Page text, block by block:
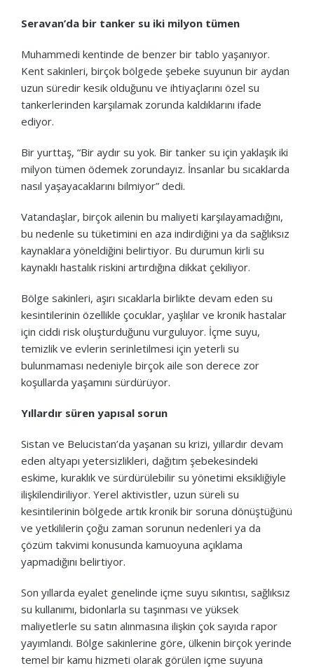
Seravan’da bir tanker su iki milyon tümen
Muhammedi kentinde de benzer bir tablo yaşanıyor.
Kent sakinleri, birçok bölgede şebeke suyunun bir aydan
uzun süredir kesik olduğunu ve ihtiyaçlarını özel su
tankerlerinden karşılamak zorunda kaldıklarını ifade
ediyor.
Bir yurttaş, “Bir aydır su yok. Bir tanker su için yaklaşık iki
milyon tümen ödemek zorundayız. İnsanlar bu sıcaklarda
nasıl yaşayacaklarını bilmiyor” dedi.
Vatandaşlar, birçok ailenin bu maliyeti karşılayamadığını,
bu nedenle su tüketimini en aza indirdiğini ya da sağlıksız
kaynaklara yöneldiğini belirtiyor. Bu durumun kirli su
kaynaklı hastalık riskini artırdığına dikkat çekiliyor.
Bölge sakinleri, aşırı sıcaklarla birlikte devam eden su
kesintilerinin özellikle çocuklar, yaşlılar ve kronik hastalar
için ciddi risk oluşturduğunu vurguluyor. İçme suyu,
temizlik ve evlerin serinletilmesi için yeterli su
bulunmaması nedeniyle birçok aile son derece zor
koşullarda yaşamını sürdürüyor.
Yıllardır süren yapısal sorun
Sistan ve Belucistan’da yaşanan su krizi, yıllardır devam
eden altyapı yetersizlikleri, dağıtım şebekesindeki
eskime, kuraklık ve sürdürülebilir su yönetimi eksikliğiyle
ilişkilendiriliyor. Yerel aktivistler, uzun süreli su
kesintilerinin bölgede artık kronik bir soruna dönüştüğünü
ve yetkililerin çoğu zaman sorunun nedenleri ya da
çözüm takvimi konusunda kamuoyuna açıklama
yapmadığını belirtiyor.
Son yıllarda eyalet genelinde içme suyu sıkıntısı, sağlıksız
su kullanımı, bidonlarla su taşınması ve yüksek
maliyetlerle su satın alınmasına ilişkin çok sayıda rapor
yayımlandı. Bölge sakinlerine göre, ülkenin birçok yerinde
temel bir kamu hizmeti olarak görülen içme suyuna